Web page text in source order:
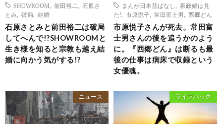
SHOWROOM
前田裕二
石原さ
とみ
破局 結婚
石原さとみと前田裕二は破局
してへんで!?SHOWROOMと
生き様を知ると宗教も越え結
婚に向かう気がする!?
まんが日本昔ばなし
家政婦は見
た!
市原悦子 常田富士男 西郷どん
市原悦子さんが死去。常田富
士男さんの後を追うかのよう
に。『西郷どん』は断るも最
後の仕事は病床で収録という
女優魂。
ニュース ライフハック